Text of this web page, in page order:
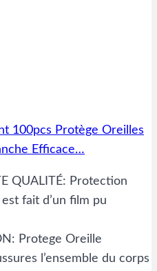
100pcs Protège Oreilles
Efficace…
QUALITÉ: Protection
fait d’un film pu
Protege Oreille
l’ensemble du corps